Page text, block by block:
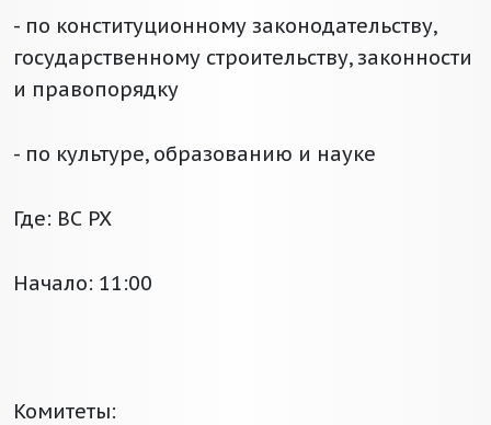
- по конституционному законодательству,
государственному строительству, законности
и правопорядку
- по культуре, образованию и науке
Где: ВС РХ
Начало: 11:00
Комитеты: